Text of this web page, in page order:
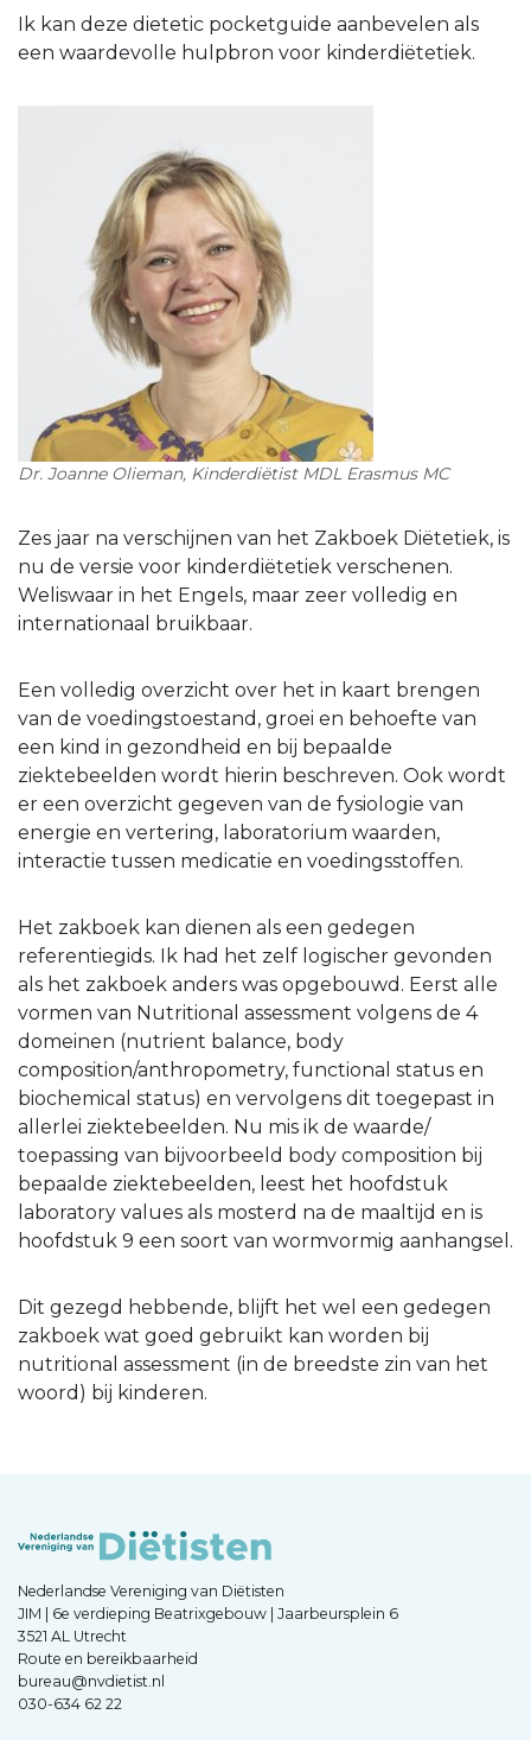
Ik kan deze dietetic pocketguide aanbevelen als
een waardevolle hulpbron voor kinderdiëtetiek.
Dr. Joanne Olieman, Kinderdiëtist MDL Erasmus MC
Zes jaar na verschijnen van het Zakboek Diëtetiek, is
nu de versie voor kinderdiëtetiek verschenen.
Weliswaar in het Engels, maar zeer volledig en
internationaal bruikbaar.
Een volledig overzicht over het in kaart brengen
van de voedingstoestand, groei en behoefte van
een kind in gezondheid en bij bepaalde
ziektebeelden wordt hierin beschreven. Ook wordt
er een overzicht gegeven van de fysiologie van
energie en vertering, laboratorium waarden,
interactie tussen medicatie en voedingsstoffen.
Het zakboek kan dienen als een gedegen
referentiegids. Ik had het zelf logischer gevonden
als het zakboek anders was opgebouwd. Eerst alle
vormen van Nutritional assessment volgens de 4
domeinen (nutrient balance, body
composition/anthropometry, functional status en
biochemical status) en vervolgens dit toegepast in
allerlei ziektebeelden. Nu mis ik de waarde/
toepassing van bijvoorbeeld body composition bij
bepaalde ziektebeelden, leest het hoofdstuk
laboratory values als mosterd na de maaltijd en is
hoofdstuk 9 een soort van wormvormig aanhangsel.
Dit gezegd hebbende, blijft het wel een gedegen
zakboek wat goed gebruikt kan worden bij
nutritional assessment (in de breedste zin van het
woord) bij kinderen.
Nederlandse Vereniging van Diëtisten
JIM | 6e verdieping Beatrixgebouw | Jaarbeursplein 6
3521 AL Utrecht
Route en bereikbaarheid
bureau@nvdietist.nl
030-634 62 22